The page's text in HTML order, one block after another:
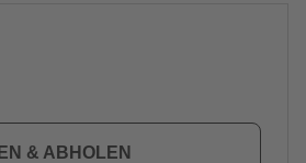
& ABHOLEN